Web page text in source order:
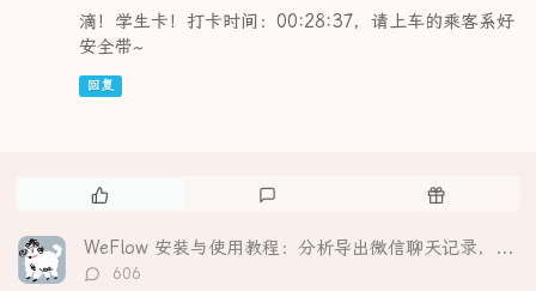
滴！学生卡！打卡时间：00:28:37，请上车的乘客系好
安全带~
回复
热
文
章
评
随
文
WeFlow 安装与使用教程：分析导出微信聊天记录，生成可视化年度报告
评
606